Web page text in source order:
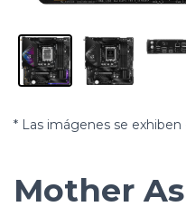
* Las imágenes se
Mother